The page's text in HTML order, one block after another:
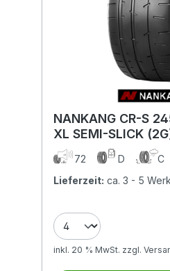
NANKANG CR-S
XL SEMI-SLICK
72 D
C
Lieferzeit: ca. 3 - 5
inkl. 20 % MwSt. zzgl.